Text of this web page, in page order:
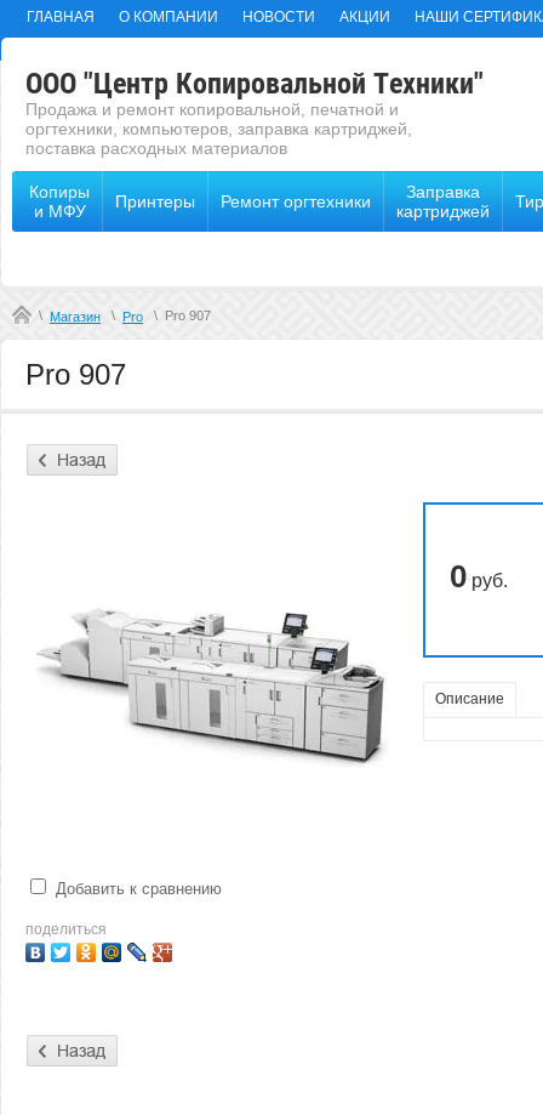
ГЛАВНАЯ О КОМПАНИИ НОВОСТИ АКЦИИ НАШИ
ООО "Центр Копировальной Техники"
Продажа и ремонт копировальной, печатной и
оргтехники, компьютеров, заправка картриджей,
поставка расходных материалов
Копиры
и МФУ
Принтеры Ремонт оргтехники
Заправка
картриджей
\ Магазин \ Pro \ Pro 907
Pro 907
Добавить к сравнению
поделиться
0 руб.
Описание